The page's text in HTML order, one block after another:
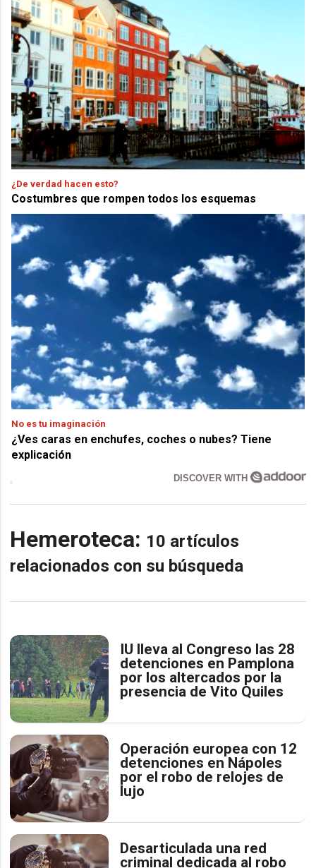
¿De verdad hacen esto?
Costumbres que rompen todos los esquemas
No es tu imaginación
¿Ves caras en enchufes, coches o nubes? Tiene
explicación
DISCOVER WITH
Hemeroteca: 10 artículos
relacionados con su búsqueda
IU lleva al Congreso las 28
detenciones en Pamplona
por los altercados por la
presencia de Vito Quiles
Operación europea con 12
detenciones en Nápoles
por el robo de relojes de
lujo
Desarticulada una red
criminal dedicada al robo